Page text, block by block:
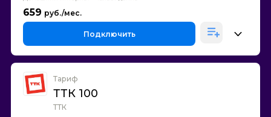
659
Подключить
Тариф
ТТК 100
ТТК